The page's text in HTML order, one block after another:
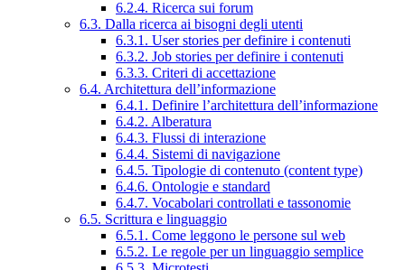
6.2.4. Ricerca sui forum
6.3. Dalla ricerca ai bisogni degli utenti
6.3.1. User stories per definire i contenuti
6.3.2. Job stories per definire i contenuti
6.3.3. Criteri di accettazione
6.4. Architettura dell’informazione
6.4.1. Definire l’architettura dell’informazione
6.4.2. Alberatura
6.4.3. Flussi di interazione
6.4.4. Sistemi di navigazione
6.4.5. Tipologie di contenuto (content type)
6.4.6. Ontologie e standard
6.4.7. Vocabolari controllati e tassonomie
6.5. Scrittura e linguaggio
6.5.1. Come leggono le persone sul web
6.5.2. Le regole per un linguaggio semplice